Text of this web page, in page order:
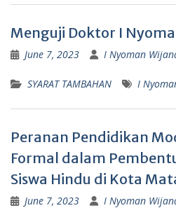
Menguji Doktor I
June 7, 2023 I Nyoman
SYARAT TAMBAHAN I
Peranan Pendidikan
Formal dalam
Siswa Hindu di Kota
June 7, 2023 I Nyoman